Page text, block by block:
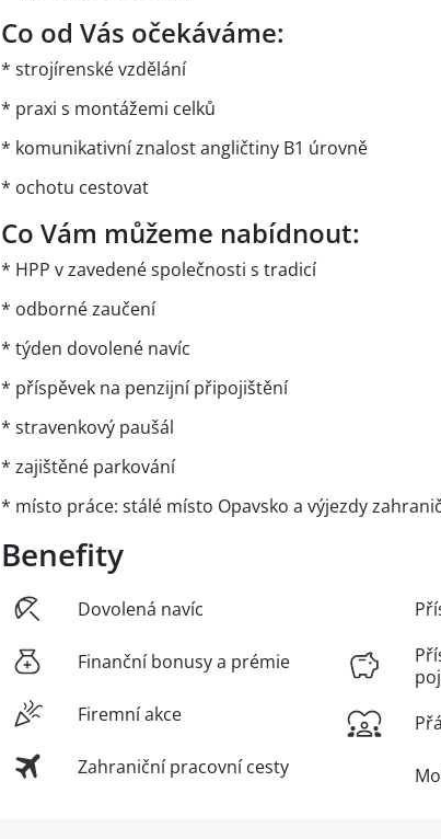
Co od Vás očekáváme:
* strojírenské vzdělání
* praxi s montážemi celků
* komunikativní znalost angličtiny B1 úrovně
* ochotu cestovat
Co Vám můžeme nabídnout:
* HPP v zavedené společnosti s tradicí
* odborné zaučení
* týden dovolené navíc
* příspěvek na penzijní připojištění
* stravenkový paušál
* zajištěné parkování
* místo práce: stálé místo Opavsko a výjezdy
Benefity
Dovolená navíc
Finanční bonusy a prémie
Firemní akce
Zahraniční pracovní cesty